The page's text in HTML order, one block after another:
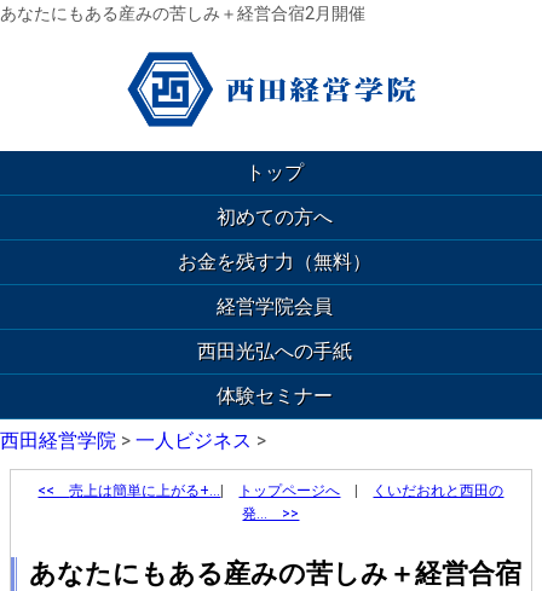
あなたにもある産みの苦しみ＋経営合宿2月開催
トップ
初めての方へ
お金を残す力（無料）
経営学院会員
西田光弘への手紙
体験セミナー
西田経営学院 > 一人ビジネス >
<<売上は簡単に上がる+… トップページへ
くいだおれと西田の
発… >>
あなたにもある産みの苦しみ＋経営合宿